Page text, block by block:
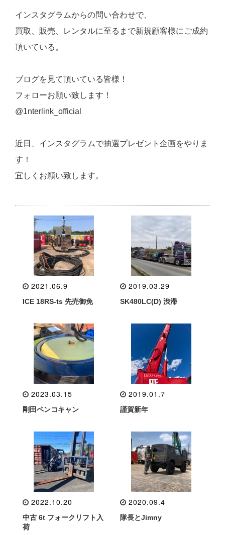
インスタグラムからの問い合わせで、
買取、販売、レンタルに至るまで新規顧客様にご成約
頂いている。
ブログを見て頂いている皆様！
フォローお願い致します！
@1nterlink_official
近日、インスタグラムで抽選プレゼント企画をやりま
す！
宜しくお願い致します。
2021.06.9
ICE 18RS-ts 先売御免
2019.03.29
SK480LC(D) 渋滞
2023.03.15
剛田ペンコキャン
2019.01.7
謹賀新年
2022.10.20
中古 6t フォークリフト入
荷
2020.09.4
隊長とJimny